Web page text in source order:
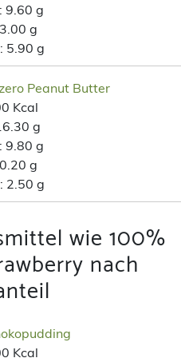
9.60 g
g
5.90 g
Peanut Butter
Kcal
g
9.80 g
g
2.50 g
wie 100%
nach
Kcal